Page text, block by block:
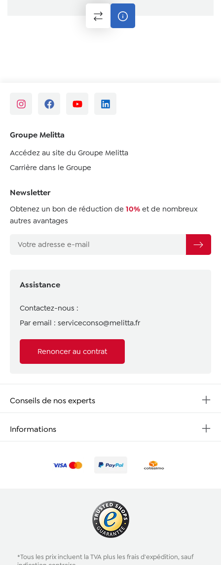
Assistance
Contactez-nous :
Par email : serviceconso@melitta.fr
Renoncer au contrat
Conseils de nos experts
Informations
Groupe Melitta
Accédez au site du Groupe Melitta
Carrière dans le Groupe
Newsletter
Obtenez un bon de réduction de 10% et de nombreux
autres avantages
*Tous les prix incluent la TVA plus les frais d'expédition, sauf